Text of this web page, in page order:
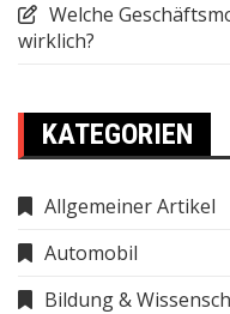
Welche
wirklich?
KATEGORIEN
Allgemeiner Artikel
Automobil
Bildung &